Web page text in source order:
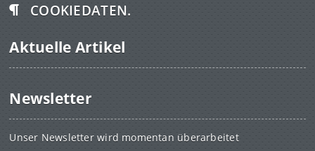
COOKIEDATEN.
Aktuelle Artikel
Newsletter
Unser Newsletter wird momentan überarbeitet